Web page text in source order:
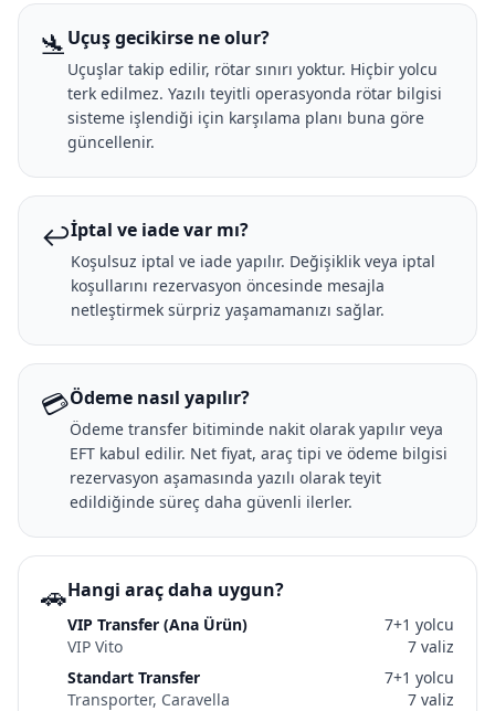
🛬Uçuş gecikirse ne olur?
Uçuşlar takip edilir, rötar sınırı yoktur. Hiçbir yolcu
terk edilmez. Yazılı teyitli operasyonda rötar bilgisi
sisteme işlendiği için karşılama planı buna göre
güncellenir.
↩️İptal ve iade var mı?
Koşulsuz iptal ve iade yapılır. Değişiklik veya iptal
koşullarını rezervasyon öncesinde mesajla
netleştirmek sürpriz yaşamamanızı sağlar.
💳Ödeme nasıl yapılır?
Ödeme transfer bitiminde nakit olarak yapılır veya
EFT kabul edilir. Net fiyat, araç tipi ve ödeme bilgisi
rezervasyon aşamasında yazılı olarak teyit
edildiğinde süreç daha güvenli ilerler.
🚗Hangi araç daha uygun?
VIP Transfer (Ana Ürün)
VIP Vito
7+1 yolcu
7 valiz
Standart Transfer
Transporter, Caravella
7+1 yolcu
7 valiz